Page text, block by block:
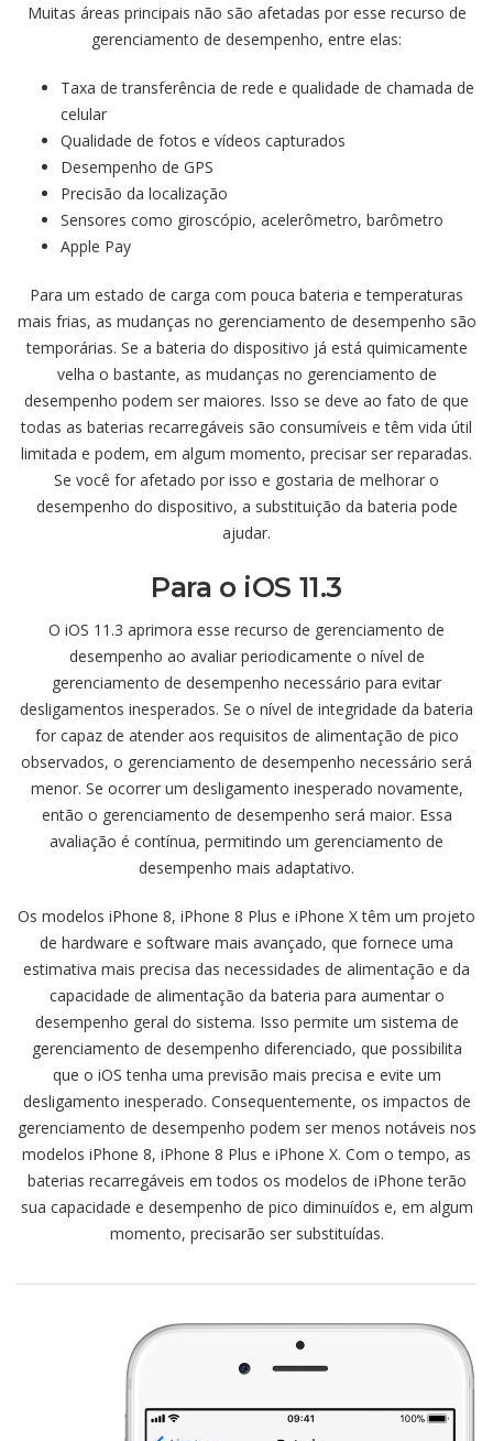
Muitas áreas principais não são afetadas por esse recurso de
gerenciamento de desempenho, entre elas:
Taxa de transferência de rede e qualidade de chamada de
celular
Qualidade de fotos e vídeos capturados
Desempenho de GPS
Precisão da localização
Sensores como giroscópio, acelerômetro, barômetro
Apple Pay
Para um estado de carga com pouca bateria e temperaturas
mais frias, as mudanças no gerenciamento de desempenho são
temporárias. Se a bateria do dispositivo já está quimicamente
velha o bastante, as mudanças no gerenciamento de
desempenho podem ser maiores. Isso se deve ao fato de que
todas as baterias recarregáveis são consumíveis e têm vida útil
limitada e podem, em algum momento, precisar ser reparadas.
Se você for afetado por isso e gostaria de melhorar o
desempenho do dispositivo, a substituição da bateria pode
ajudar.
Para o iOS 11.3
O iOS 11.3 aprimora esse recurso de gerenciamento de
desempenho ao avaliar periodicamente o nível de
gerenciamento de desempenho necessário para evitar
desligamentos inesperados. Se o nível de integridade da bateria
for capaz de atender aos requisitos de alimentação de pico
observados, o gerenciamento de desempenho necessário será
menor. Se ocorrer um desligamento inesperado novamente,
então o gerenciamento de desempenho será maior. Essa
avaliação é contínua, permitindo um gerenciamento de
desempenho mais adaptativo.
Os modelos iPhone 8, iPhone 8 Plus e iPhone X têm um projeto
de hardware e software mais avançado, que fornece uma
estimativa mais precisa das necessidades de alimentação e da
capacidade de alimentação da bateria para aumentar o
desempenho geral do sistema. Isso permite um sistema de
gerenciamento de desempenho diferenciado, que possibilita
que o iOS tenha uma previsão mais precisa e evite um
desligamento inesperado. Consequentemente, os impactos de
gerenciamento de desempenho podem ser menos notáveis nos
modelos iPhone 8, iPhone 8 Plus e iPhone X. Com o tempo, as
baterias recarregáveis em todos os modelos de iPhone terão
sua capacidade e desempenho de pico diminuídos e, em algum
momento, precisarão ser substituídas.